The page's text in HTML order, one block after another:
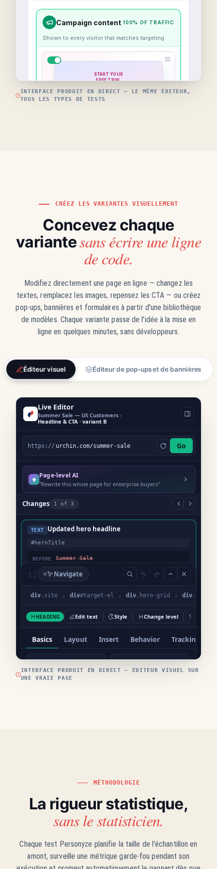
INTERFACE PRODUIT EN DIRECT — LE MÊME ÉDITEUR,
TOUS LES TYPES DE TESTS
CRÉEZ LES VARIANTES VISUELLEMENT
Concevez chaque
variantesans écrire une ligne
de code.
Modifiez directement une page en ligne — changez les
textes, remplacez les images, repensez les CTA — ou créez
pop-ups, bannières et formulaires à partir d'une bibliothèque
de modèles. Chaque variante passe de l'idée à la mise en
ligne en quelques minutes, sans développeurs.
Éditeur visuel Éditeur de pop-ups et de bannières
INTERFACE PRODUIT EN DIRECT — ÉDITEUR VISUEL SUR
UNE VRAIE PAGE
MÉTHODOLOGIE
La rigueur statistique,
sans le statisticien.
Chaque test Personyze planifie la taille de l'échantillon en
amont, surveille une métrique garde-fou pendant son